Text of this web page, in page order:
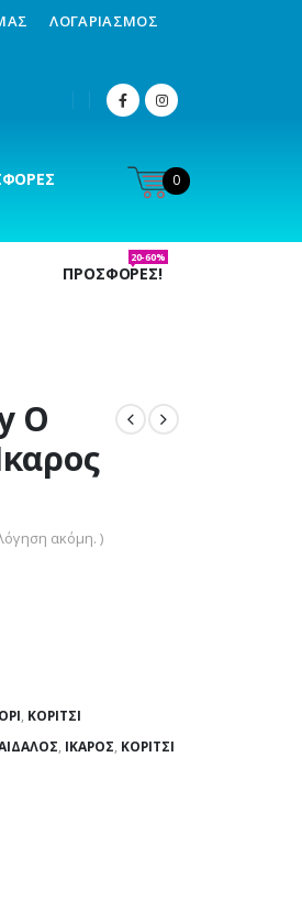
ΛΟΓΑΡΙΑΣΜΌΣ
0
ΠΡΟΣΦΟΡΕΣ!
20-60%
Ο
ακόμη. )
, ΚΟΡΊΤΣΙ
, ΊΚΑΡΟΣ, ΚΟΡΊΤΣΙ